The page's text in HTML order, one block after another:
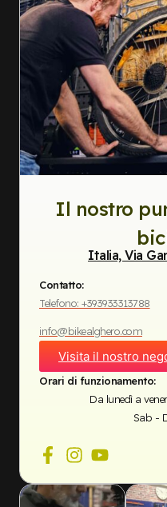
Il nostro
Italia, Via
Contatto:
Telefono: +393933313788
info@bikealghero.com
Visita il nostro
Orari di funzionamento:
Da lunedì a
Sab -